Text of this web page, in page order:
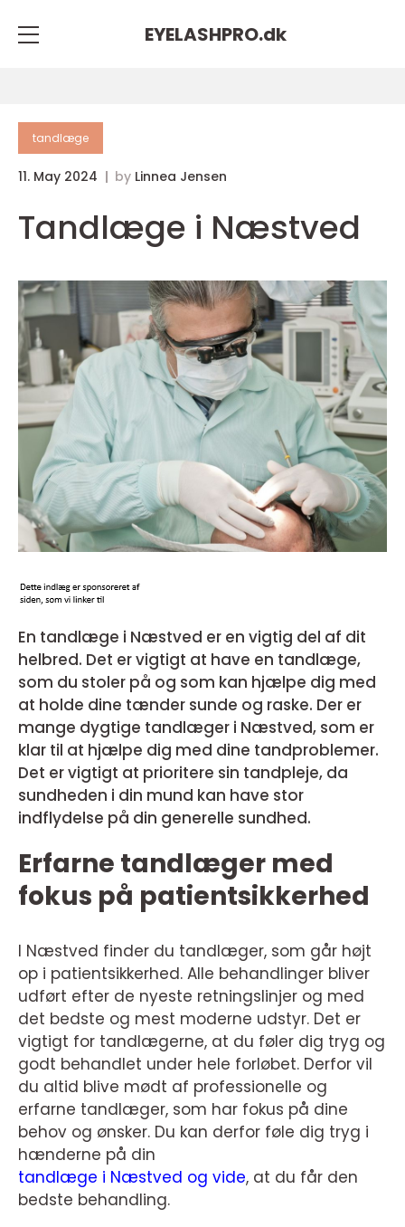
EYELASHPRO.dk
tandlæge
11. May 2024 by Linnea Jensen
Tandlæge i Næstved
En tandlæge i Næstved er en vigtig del af dit
helbred. Det er vigtigt at have en tandlæge,
som du stoler på og som kan hjælpe dig med
at holde dine tænder sunde og raske. Der er
mange dygtige tandlæger i Næstved, som er
klar til at hjælpe dig med dine tandproblemer.
Det er vigtigt at prioritere sin tandpleje, da
sundheden i din mund kan have stor
indflydelse på din generelle sundhed.
Erfarne tandlæger med
fokus på patientsikkerhed
I Næstved finder du tandlæger, som går højt
op i patientsikkerhed. Alle behandlinger bliver
udført efter de nyeste retningslinjer og med
det bedste og mest moderne udstyr. Det er
vigtigt for tandlægerne, at du føler dig tryg og
godt behandlet under hele forløbet. Derfor vil
du altid blive mødt af professionelle og
erfarne tandlæger, som har fokus på dine
behov og ønsker. Du kan derfor føle dig tryg i
hænderne på din
tandlæge i Næstved og vide, at du får den
bedste behandling.